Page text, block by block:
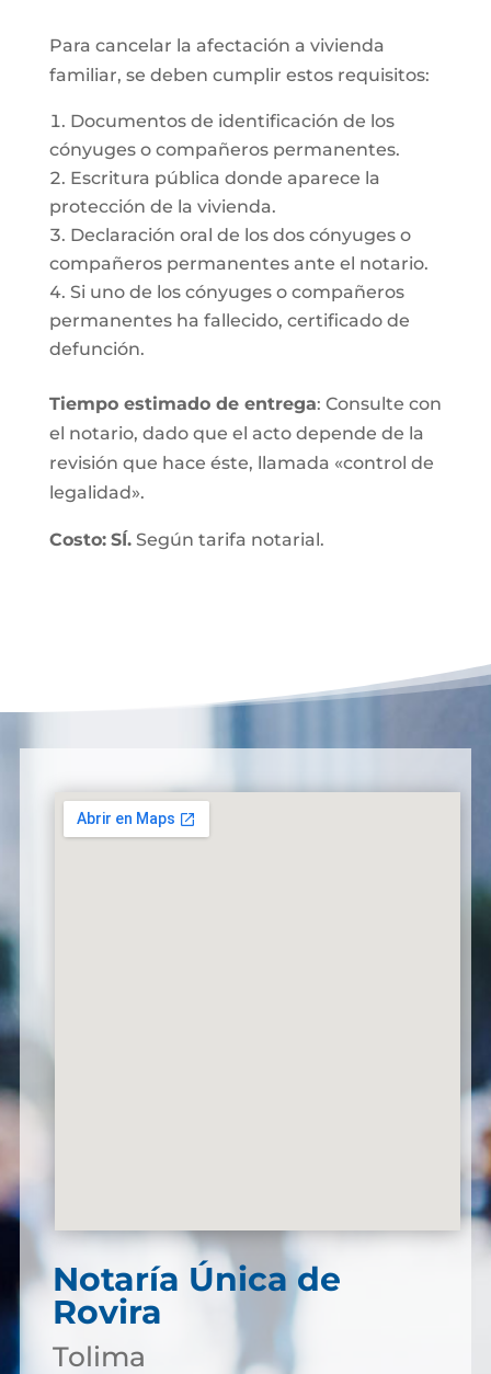
Para cancelar la afectación a vivienda
familiar, se deben cumplir estos requisitos:
Documentos de identificación de los
cónyuges o compañeros permanentes.
Escritura pública donde aparece la
protección de la vivienda.
Declaración oral de los dos cónyuges o
compañeros permanentes ante el notario.
Si uno de los cónyuges o compañeros
permanentes ha fallecido, certificado de
defunción.
Tiempo estimado de entrega: Consulte con
el notario, dado que el acto depende de la
revisión que hace éste, llamada «control de
legalidad».
Costo: SÍ.Según tarifa notarial.
Notaría Única de
Rovira
Tolima